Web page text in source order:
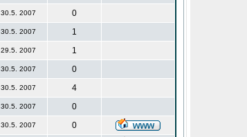
30.5. 2007
0
30.5. 2007
1
29.5. 2007
1
30.5. 2007
0
30.5. 2007
4
30.5. 2007
0
30.5. 2007
0